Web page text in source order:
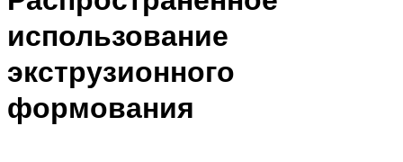
использование
экструзионного
формования